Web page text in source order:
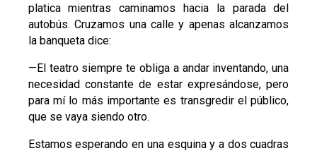
platica mientras caminamos hacia la parada del
autobús. Cruzamos una calle y apenas alcanzamos
la banqueta dice:
—El teatro siempre te obliga a andar inventando, una
necesidad constante de estar expresándose, pero
para mí lo más importante es transgredir el público,
que se vaya siendo otro.
Estamos esperando en una esquina y a dos cuadras